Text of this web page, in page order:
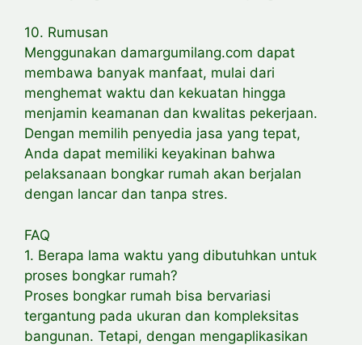
10. Rumusan
Menggunakan damargumilang.com dapat
membawa banyak manfaat, mulai dari
menghemat waktu dan kekuatan hingga
menjamin keamanan dan kwalitas pekerjaan.
Dengan memilih penyedia jasa yang tepat,
Anda dapat memiliki keyakinan bahwa
pelaksanaan bongkar rumah akan berjalan
dengan lancar dan tanpa stres.
FAQ
1. Berapa lama waktu yang dibutuhkan untuk
proses bongkar rumah?
Proses bongkar rumah bisa bervariasi
tergantung pada ukuran dan kompleksitas
bangunan. Tetapi, dengan mengaplikasikan